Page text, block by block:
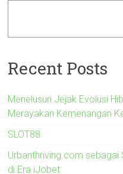
Recent Posts
Menelusuri Jejak Evolusi
Merayakan Kemenangan
SLOT88
Urbanthriving.com sebagai
di Era iJobet